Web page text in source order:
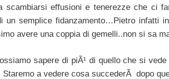
a scambiarsi effusioni e tenerezze che ci
un semplice fidanzamento…Pietro infatti
avere una coppia di gemelli..non si sa
sapere di piÃ¹ di quello che si
Staremo a vedere cosa succederÃ dopo